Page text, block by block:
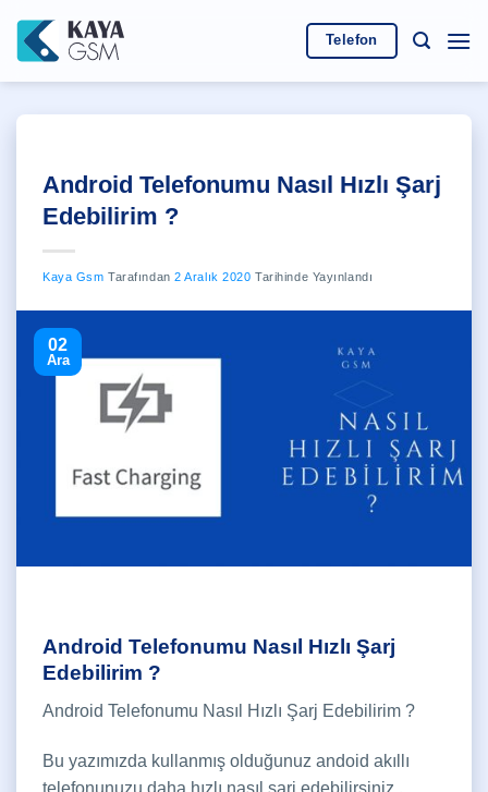
atla
Telefon
Android Telefonumu Nasıl Hızlı Şarj
Edebilirim ?
Kaya Gsm Tarafından 2 Aralık 2020 Tarihinde Yayınlandı
02
Ara
Android Telefonumu Nasıl Hızlı Şarj
Edebilirim ?
Android Telefonumu Nasıl Hızlı Şarj Edebilirim ?
Bu yazımızda kullanmış olduğunuz andoid akıllı
telefonunuzu daha hızlı nasıl şarj edebilirsiniz ,